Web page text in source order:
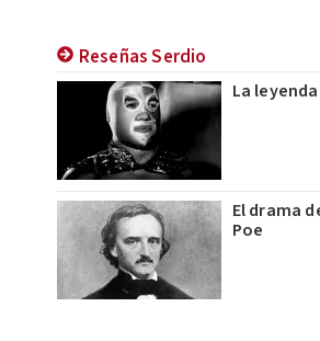
Reseñas Serdio
La
El drama
Poe